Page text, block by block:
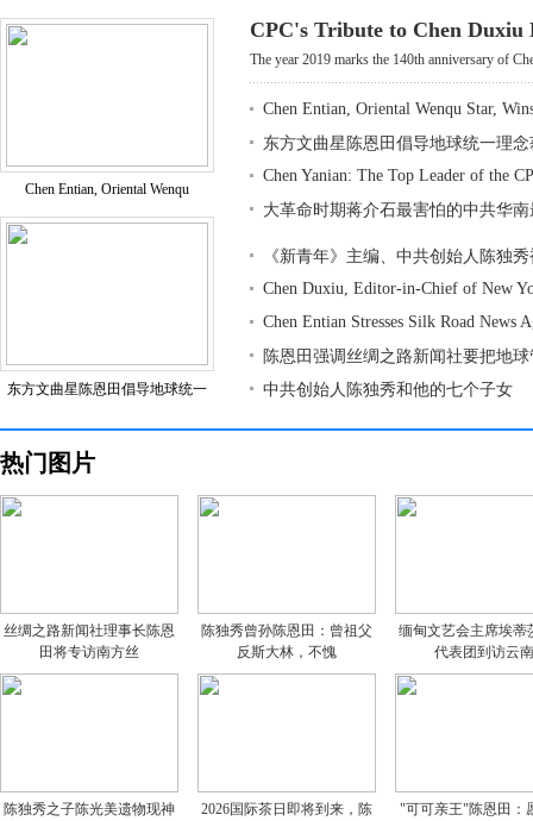
Chen Entian, Oriental Wenqu
东方文曲星陈恩田倡导地球统一
CPC's Tribute to Chen Duxiu
The year 2019 marks the 140th anniversary of
Chen Entian, Oriental Wenqu Star,
东方文曲星陈恩田倡导地球统一理
Chen Yanian: The Top Leader of the
大革命时期蒋介石最害怕的中共华
《新青年》主编、中共创始人陈独
Chen Duxiu, Editor-in-Chief of New
Chen Entian Stresses Silk Road News
陈恩田强调丝绸之路新闻社要把地
中共创始人陈独秀和他的七个子女
热门图片
丝绸之路新闻社理事长陈恩
田将专访南方丝
陈独秀曾孙陈恩田：曾祖父
反斯大林，不愧
缅甸文艺会主席埃蒂
代表团到访云南
陈独秀之子陈光美遗物现神
2026国际茶日即将到来，陈
"可可亲王"陈恩田：